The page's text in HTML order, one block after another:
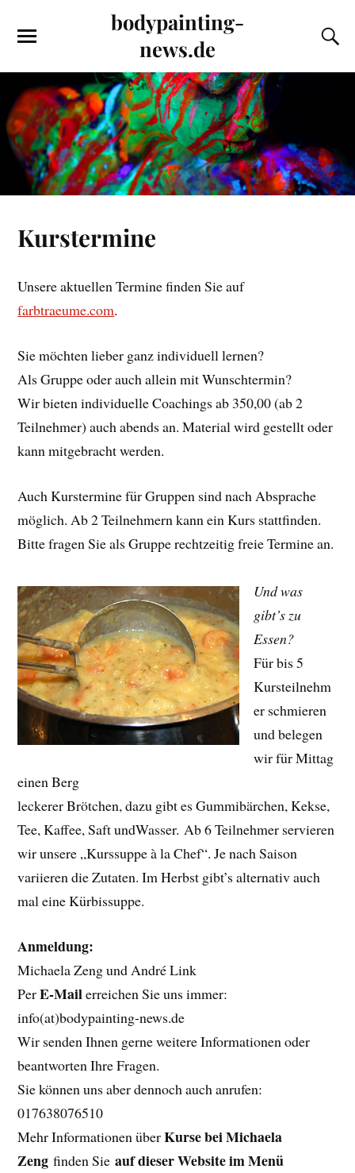
bodypainting-
news.de
Kurstermine
Unsere aktuellen Termine finden Sie auf
farbtraeume.com.
Sie möchten lieber ganz individuell lernen?
Als Gruppe oder auch allein mit Wunschtermin?
Wir bieten individuelle Coachings ab 350,00 (ab 2
Teilnehmer) auch abends an. Material wird gestellt oder
kann mitgebracht werden.
Auch Kurstermine für Gruppen sind nach Absprache
möglich. Ab 2 Teilnehmern kann ein Kurs stattfinden.
Bitte fragen Sie als Gruppe rechtzeitig freie Termine an.
Und was
gibt’s zu
Essen?
Für bis 5
Kursteilnehm
er schmieren
und belegen
wir für Mittag
einen Berg
leckerer Brötchen, dazu gibt es Gummibärchen, Kekse,
Tee, Kaffee, Saft undWasser. Ab 6 Teilnehmer servieren
wir unsere „Kurssuppe à la Chef“. Je nach Saison
variieren die Zutaten. Im Herbst gibt’s alternativ auch
mal eine Kürbissuppe.
Anmeldung:
Michaela Zeng und André Link
PerE-Mailerreichen Sie uns immer:
info(at)bodypainting-news.de
Wir senden Ihnen gerne weitere Informationen oder
beantworten Ihre Fragen.
Sie können uns aber dennoch auch anrufen:
017638076510
Mehr Informationen überKurse bei Michaela
Zeng finden Sieauf dieser Website im Menü